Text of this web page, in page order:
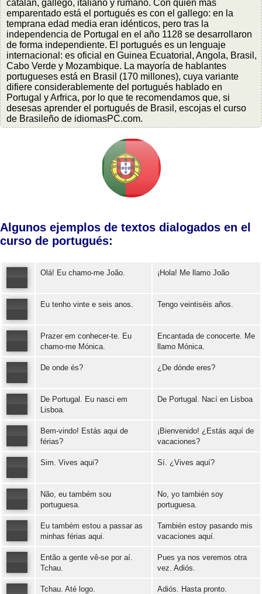
catalán, gallego, italiano y rumano. Con quien más
emparentado está el portugués es con el gallego: en la
temprana edad media eran idénticos, pero tras la
independencia de Portugal en el año 1128 se desarrollaron
de forma independiente. El portugués es un lenguaje
internacional: es oficial en Guinea Ecuatorial, Angola, Brasil,
Cabo Verde y Mozambique. La mayoría de hablantes
portugueses está en Brasil (170 millones), cuya variante
difiere considerablemente del portugués hablado en
Portugal y Arfrica, por lo que te recomendamos que, si
desesas aprender el portugués de Brasil, escojas el curso
de Brasileño de idiomasPC.com.
Algunos ejemplos de textos dialogados en el
curso de portugués:
Olá! Eu chamo-me João. ¡Hola! Me llamo João
Error loading: "https://www.idiomaspc.com/curso-aprender-portugues-basico/audio/3005.mp3"
Eu tenho vinte e seis anos. Tengo veintiséis años.
Prazer em conhecer-te. Eu
chamo-me Mónica.
Encantada de conocerte. Me
llamo Mónica.
Error loading: "https://www.idiomaspc.com/curso-aprender-portugues-basico/audio/3007.mp3"
De onde és? ¿De dónde eres?
Error loading: "https://www.idiomaspc.com/curso-aprender-portugues-basico/audio/3008.mp3"
De Portugal. Eu nasci em
Lisboa.
De Portugal. Nací en Lisboa
Bem-vindo! Estás aqui de
férias?
¡Bienvenido! ¿Estás aquí de
vacaciones?
Sim. Vives aqui? Sí. ¿Vives aquí?
Error loading: "https://www.idiomaspc.com/curso-aprender-portugues-basico/audio/3011.mp3"
Não, eu também sou
portuguesa.
No, yo también soy
portuguesa.
Error loading: "https://www.idiomaspc.com/curso-aprender-portugues-basico/audio/3012.mp3"
Eu também estou a passar as
minhas férias aqui.
También estoy pasando mis
vacaciones aquí.
Então a gente vê-se por aí.
Tchau.
Pues ya nos veremos otra
vez. Adiós.
Tchau. Até logo. Adiós. Hasta pronto.